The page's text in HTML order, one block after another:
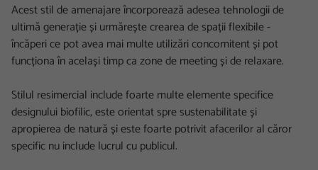
Acest stil de amenajare încorporează adesea tehnologii de
ultimă generație și urmărește crearea de spații flexibile -
încăperi ce pot avea mai multe utilizări concomitent și pot
funcționa în același timp ca zone de meeting și de relaxare.
Stilul resimercial include foarte multe elemente specifice
designului biofilic, este orientat spre sustenabilitate și
apropierea de natură și este foarte potrivit afacerilor al căror
specific nu include lucrul cu publicul.